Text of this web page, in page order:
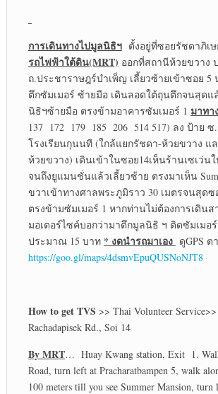
การเดินทางไปมูลนิธิฯตั้งอยู่ที่ซอยรัชดาภิเษ
รถไฟฟ้าใต้ดิน(MRT) ออกที่สถานีห้วยขวาง
ถ.ประชาราษฎร์บำเพ็ญ เลี้ยวซ้ายเข้าซอย 5
ตึกซัมเมอร์ ซ้ายมือ เดินลอดใต้ถุนตึกจนสุดแ
นิธิฯซ้ายมือ ตรงข้ามอาคารซัมเมอร์ 1 มาทา
137 172 179 185 206 514 517) ลง ป้าย
โรงเรียนกุนนที (ใกล้แยกรัชดา-ห้วยขวาง
ห้วยขวาง) เดินเข้าในซอย14เห็นร้านเซเว่น
จนถึงยูแมนชั่นแล้วเลี้ยวซ้าย ตรงมาเห็น
ขวาเข้าทางศาลพระภูมิราว 30 เมตรจนสุด
ตรงข้ามซัมเมอร์ 1 หากท่านไม่ต้องการเดิน
มอเตอร์ไซค์บอกว่ามาตึกมูลนิธิ ฯ ติดซัมเม
ประมาณ 15 บาท * งดนำรถมาเอง ดูGPS ต
https://goo.gl/maps/4dsmvEpuQUSNoNJT8
How to get TVS >> Thai Volunteer
Rachadapisek Rd., Soi 14
By MRT… Huay Kwang station, Exit 1.
Road, turn left at Pracharatbampen 5, walk
100 meters till you see Summer Mansion,